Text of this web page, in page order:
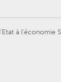
à l’économie